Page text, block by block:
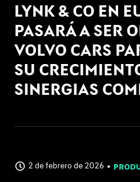
LYNK & CO EN
PASARÁ A SER
VOLVO CARS
SU
SINERGIAS
2 de febrero de 2026